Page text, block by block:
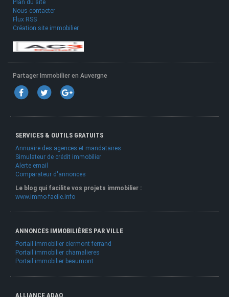
Plan du site
Nous contacter
Flux RSS
Création site immobilier
Partager Immobilier en Auvergne
SERVICES & OUTILS GRATUITS
Annuaire des agences et mandataires
Simulateur de crédit immobilier
Alerte email
Comparateur d'annonces
Le blog qui facilite vos projets immobilier :
www.immo-facile.info
ANNONCES IMMOBILIÈRES PAR VILLE
Portail immobilier clermont ferrand
Portail immobilier chamalieres
Portail immobilier beaumont
ALLIANCE ADAO